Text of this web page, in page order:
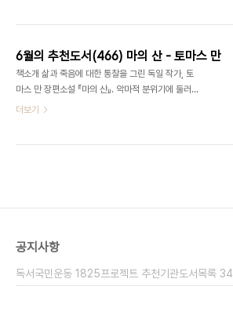
출처 - 인터넷 교보문고 제공 2.저자소개 토마스 만
스 만의 단편소설들은 경건한 시민적 세계와 관능적,
예술적 세계 사이의 긴장의 자장에서 나온 산물이다.
토마스 만은 이 두 세계 사이에서 항상 갈등을 느끼며
어느 하나도 온전한 자기 고유의 세계로서 사랑할 수
없는 입장이었다. 토니오 크뢰거의 이 말에서 초기 토
것은 예술가의 모습이 아니라, 을 간직하고 있는 예술
6월의 추천도서(466) 마의 산 - 토마스 만
책소개 삶과 죽음에 대한 통찰을 그린 독일 작가, 토
마스 만 장편소설 『마의 산』. 악마적 분위기에 둘러싸
인 요양원을 배경으로, 암담한 미래에 대한 성찰과 그
뤼베크에서 태어났다. 아버지 토마스 요한 하인리히
반은 포르투갈계이고 반은 크레올계인 남부 출신으
더보기
공지사항
독서국민운동 1825프로젝트 추천기관도서목록 34